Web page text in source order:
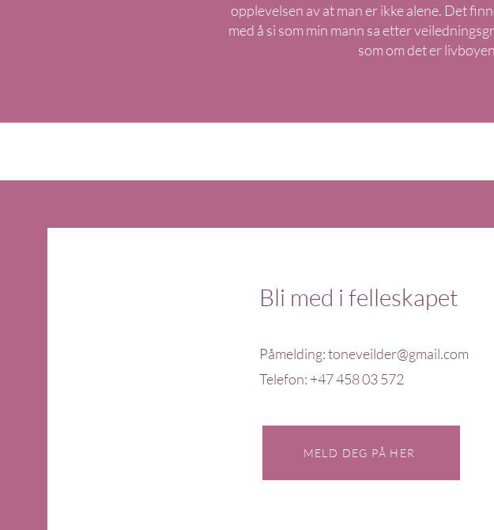
opplevelsen av at man er ikke alene. Det
med å si som min mann sa etter
som om det er
Bli med i felleskapet
Påmelding:toneveilder@gmail.com
Telefon: +47 458 03 572
MELD DEG PÅ HER